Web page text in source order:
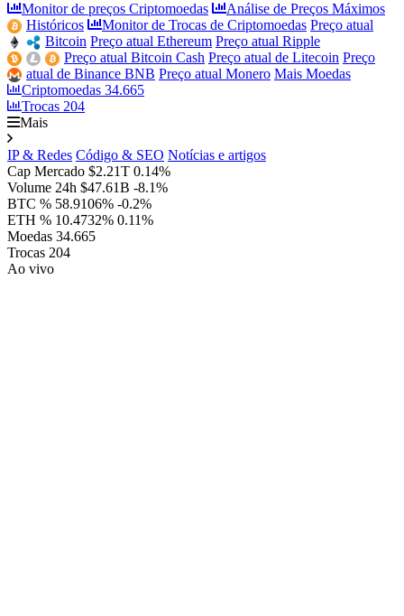
Monitor de preços Criptomoedas
Análise de Preços Máximos
Históricos
Monitor de Trocas de Criptomoedas Preço atual
Bitcoin Preço atual Ethereum Preço atual Ripple
Preço atual Bitcoin Cash Preço atual de Litecoin Preço
atual de Binance BNB Preço atual Monero Mais Moedas
Criptomoedas 34.665
Trocas 204
Mais
IP & Redes Código & SEO Notícias e artigos
Cap Mercado $2.21T 0.14%
Volume 24h $47.61B -8.1%
BTC % 58.9106% -0.2%
ETH % 10.4732% 0.11%
Moedas 34.665
Trocas 204
Ao vivo